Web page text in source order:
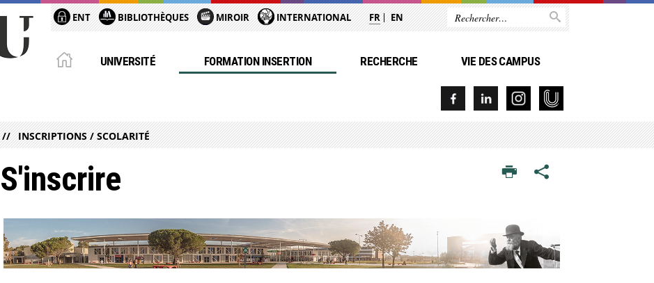
ENT BIBLIOTHÈQUES MIROIR INTERNATIONAL FR EN
UNIVERSITÉ FORMATION INSERTION RECHERCHE VIE DES CAMPUS
INSCRIPTIONS / SCOLARITÉ
S'inscrire